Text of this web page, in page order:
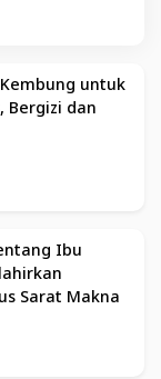
Kembung untuk
Bergizi dan
Ibu
Sarat Makna